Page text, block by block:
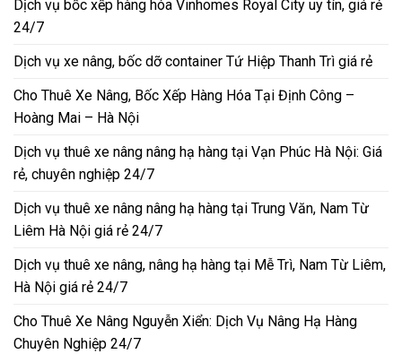
Dịch vụ bốc xếp hàng hóa Vinhomes Royal City uy tín, giá rẻ
24/7
Dịch vụ xe nâng, bốc dỡ container Tứ Hiệp Thanh Trì giá rẻ
Cho Thuê Xe Nâng, Bốc Xếp Hàng Hóa Tại Định Công –
Hoàng Mai – Hà Nội
Dịch vụ thuê xe nâng nâng hạ hàng tại Vạn Phúc Hà Nội: Giá
rẻ, chuyên nghiệp 24/7
Dịch vụ thuê xe nâng nâng hạ hàng tại Trung Văn, Nam Từ
Liêm Hà Nội giá rẻ 24/7
Dịch vụ thuê xe nâng, nâng hạ hàng tại Mễ Trì, Nam Từ Liêm,
Hà Nội giá rẻ 24/7
Cho Thuê Xe Nâng Nguyễn Xiển: Dịch Vụ Nâng Hạ Hàng
Chuyên Nghiệp 24/7